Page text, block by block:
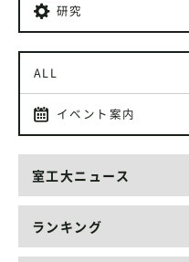
研究
ALL
イベント案内
室工大ニュース
ランキング